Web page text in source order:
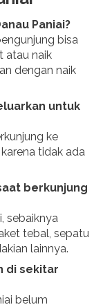
Paniai?
bisa
atau naik
dengan naik
untuk
ke
tidak ada
berkunjung
sebaiknya
tebal, sepatu
lainnya.
di sekitar
belum